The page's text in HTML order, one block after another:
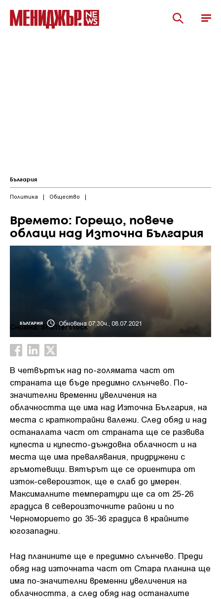
България
Политика | Общество |
Времето: Горещо, повече
облаци над Източна България
БЪЛГАРИЯ Обновена 07:30ч., 08.07.2021
Снимка: Shutterstock
В четвъртък над по-голямата част от
страната ще бъде предимно слънчево. По-
значителни временни увеличения на
облачността ще има над Източна България, на
места с краткотрайни валежи. След обяд и над
останалата част от страната ще се развива
купеста и купесто-дъждовна облачност и на
места ще има превалявания, придружени с
гръмотевици. Вятърът ще се ориентира от
изток-североизток, ще е слаб до умерен.
Максималните температури ще са от 25-26
градуса в североизточните райони и по
Черноморието до 35-36 градуса в крайните
югозападни.
Над планините ще е предимно слънчево. Преди
обяд над източната част от Стара планина ще
има по-значителни временни увеличения на
облачността, а след обяд над останалите